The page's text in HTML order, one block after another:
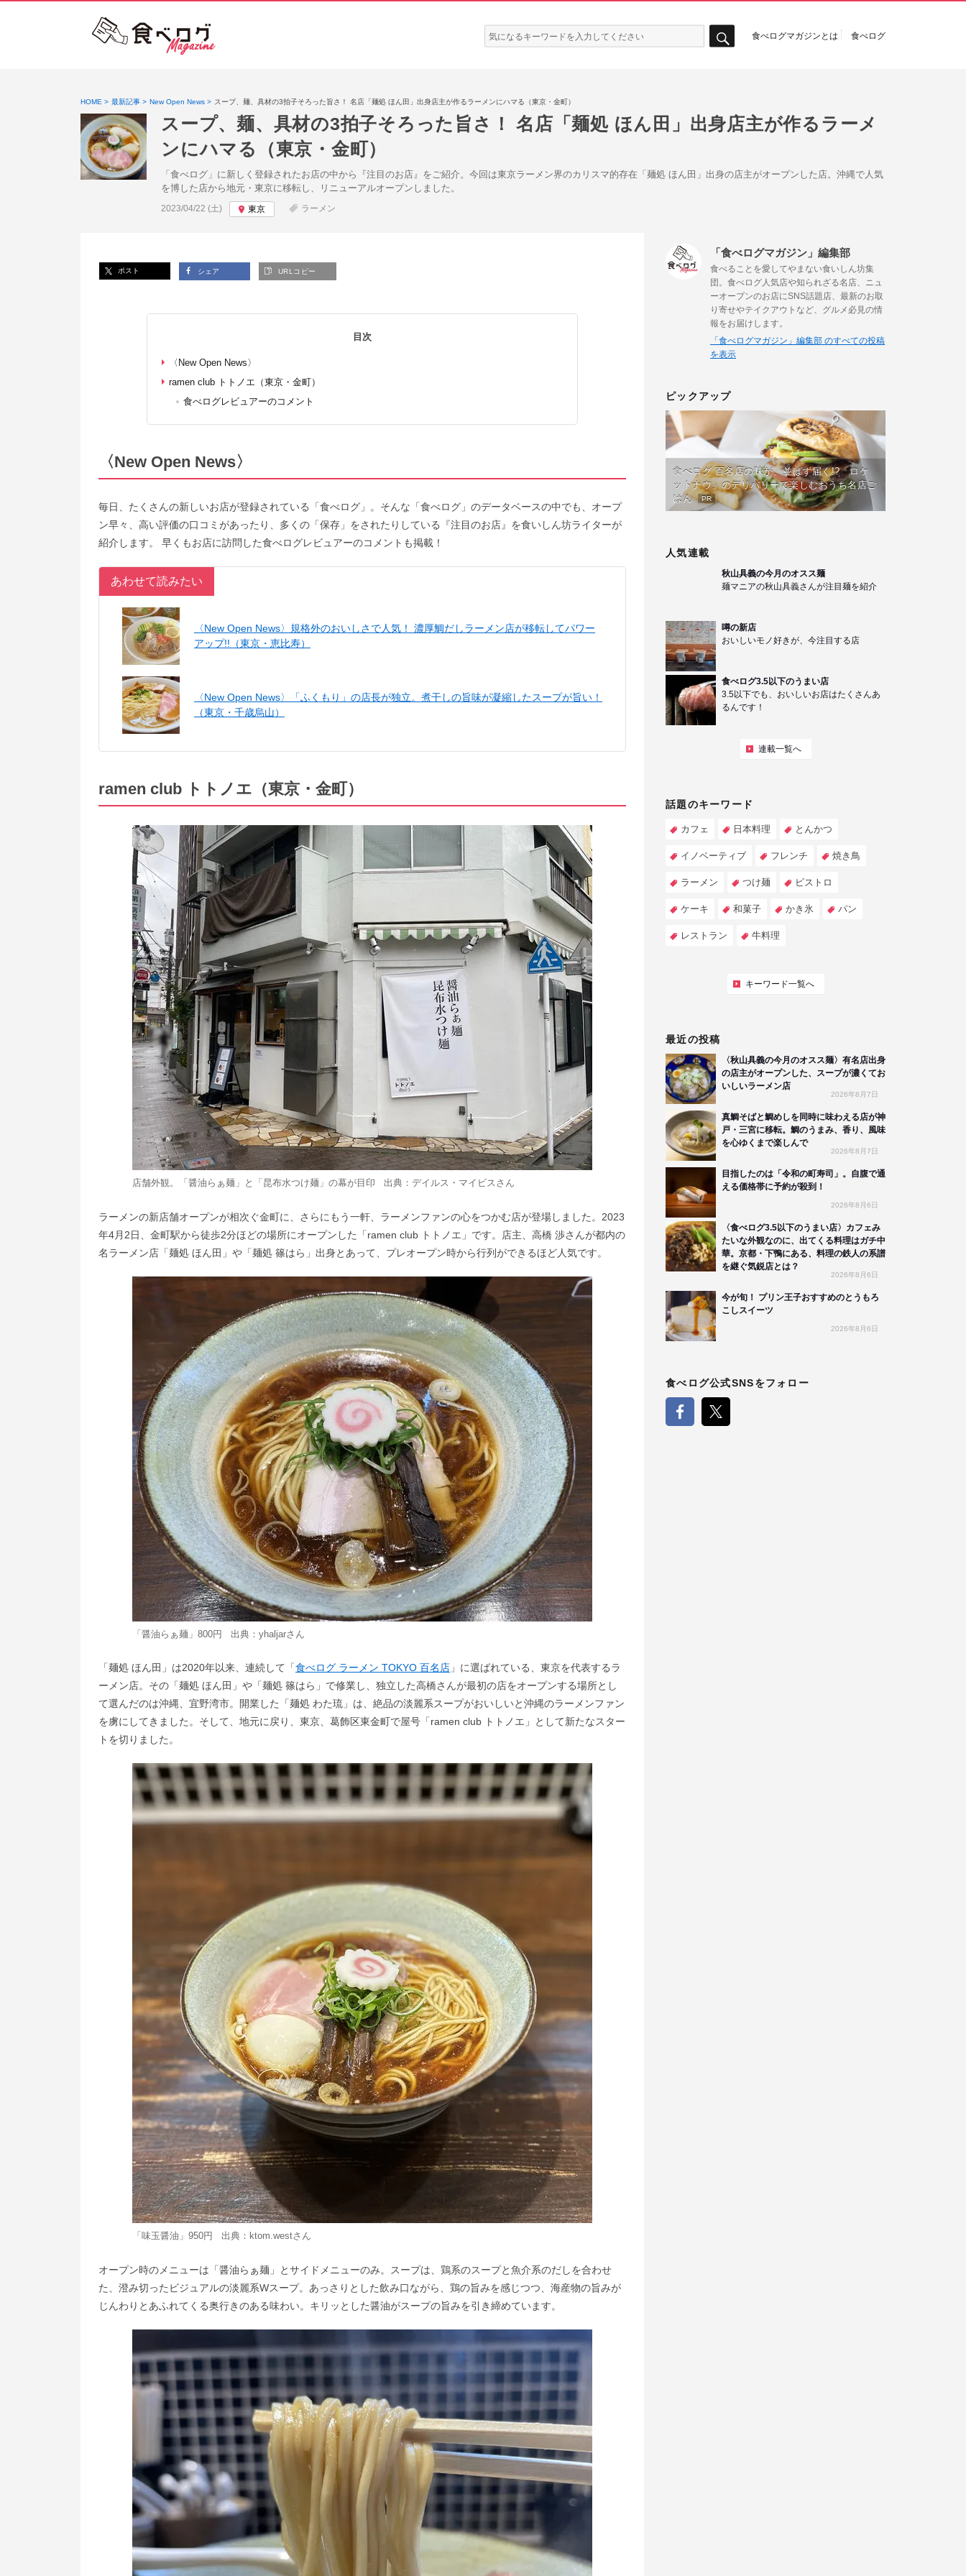
検
索:
食べログマガジンとは 食べログ
HOME 最新記事 New Open News スープ、麺、具材の3拍子そろった旨さ！ 名店「麺処 ほん田」出身店主が作るラーメンにハマる（東京・金町）
スープ、麺、具材の3拍子そろった旨さ！ 名店「麺処 ほん田」出身店主が作るラーメ
ンにハマる（東京・金町）
「食べログ」に新しく登録されたお店の中から『注目のお店』をご紹介。今回は東京ラーメン界のカリスマ的存在「麺処 ほん田」出身の店主がオープンした店。沖縄で人気
を博した店から地元・東京に移転し、リニューアルオープンしました。
投稿日:
2023/04/22 (土) 東京 ラーメン
ポスト シェア URLコピー
目次
〈New Open News〉
ramen club トトノエ（東京・金町）
食べログレビュアーのコメント
〈New Open News〉
毎日、たくさんの新しいお店が登録されている「食べログ」。そんな「食べログ」のデータベースの中でも、オープ
ン早々、高い評価の口コミがあったり、多くの「保存」をされたりしている『注目のお店』を食いしん坊ライターが
紹介します。 早くもお店に訪問した食べログレビュアーのコメントも掲載！
あわせて読みたい
〈New Open News〉規格外のおいしさで人気！ 濃厚鯛だしラーメン店が移転してパワー
アップ!!（東京・恵比寿）
〈New Open News〉「ふくもり」の店長が独立。煮干しの旨味が凝縮したスープが旨い！
（東京・千歳烏山）
ramen club トトノエ（東京・金町）
店舗外観。「醤油らぁ麺」と「昆布水つけ麺」の幕が目印 出典： デイルス・マイビス さん
ラーメンの新店舗オープンが相次ぐ金町に、さらにもう一軒、ラーメンファンの心をつかむ店が登場しました。2023
年4月2日、金町駅から徒歩2分ほどの場所にオープンした「ramen club トトノエ」です。店主、高橋 渉さんが都内の
名ラーメン店「麺処 ほん田」や「麺処 篠はら」出身とあって、プレオープン時から行列ができるほど人気です。
「醤油らぁ麺」800円 出典： yhaljarさん
「麺処 ほん田」は2020年以来、連続して「食べログ ラーメン TOKYO 百名店 」に選ばれている、東京を代表するラ
ーメン店。その「麺処 ほん田」や「麺処 篠はら」で修業し、独立した高橋さんが最初の店をオープンする場所とし
て選んだのは沖縄、宜野湾市。開業した「麺処 わた琉」は、絶品の淡麗系スープがおいしいと沖縄のラーメンファン
を虜にしてきました。そして、地元に戻り、東京、葛飾区東金町で屋号「ramen club トトノエ」として新たなスター
トを切りました。
「味玉醤油」950円 出典： ktom.westさん
オープン時のメニューは「醤油らぁ麺」とサイドメニューのみ。スープは、鶏系のスープと魚介系のだしを合わせ
た、澄み切ったビジュアルの淡麗系Wスープ。あっさりとした飲み口ながら、鶏の旨みを感じつつ、海産物の旨みが
じんわりとあふれてくる奥行きのある味わい。キリッとした醤油がスープの旨みを引き締めています。
「食べログマガジン」編集部
食べることを愛してやまない食いしん坊集
団。食べログ人気店や知られざる名店、ニュ
ーオープンのお店にSNS話題店、最新のお取
り寄せやテイクアウトなど、グルメ必見の情
報をお届けします。
「食べログマガジン」編集部 のすべての投稿
を表示
ピックアップ
食べログ 百名店の味が、並ばず届く!?「ロケ
ットナウ」のデリバリーで楽しむおうち名店ご
はん
PR
人気連載
秋山具義の今月のオスス麺
麺マニアの秋山具義さんが注目麺を紹介
噂の新店
おいしいモノ好きが、今注目する店
食べログ3.5以下のうまい店
3.5以下でも、おいしいお店はたくさんあ
るんです！
連載一覧へ
話題のキーワード
カフェ 日本料理 とんかつ
イノベーティブ フレンチ 焼き鳥
ラーメン つけ麺 ビストロ
ケーキ 和菓子 かき氷 パン
レストラン 牛料理
キーワード一覧へ
最近の投稿
〈秋山具義の今月のオスス麺〉有名店出身
の店主がオープンした、スープが濃くてお
いしいラーメン店
2026年8月7日
真鯛そばと鯛めしを同時に味わえる店が神
戸・三宮に移転。鯛のうまみ、香り、風味
を心ゆくまで楽しんで
2026年8月7日
目指したのは「令和の町寿司」。自腹で通
える価格帯に予約が殺到！
2026年8月6日
〈食べログ3.5以下のうまい店〉カフェみ
たいな外観なのに、出てくる料理はガチ中
華。京都・下鴨にある、料理の鉄人の系譜
を継ぐ気鋭店とは？
2026年8月6日
今が旬！ プリン王子おすすめのとうもろ
こしスイーツ
2026年8月6日
食べログ公式SNSをフォロー